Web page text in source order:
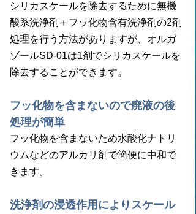
シリカスケールを除去するために無機
酸系洗浄剤＋フッ化物含有洗浄剤の2剤
処理を行う方法がありますが、オルガ
ゾールSD-01は1剤でシリカスケールを
除去することができます。
フッ化物を含まないので廃液の後
処理が簡単
フッ化物を含まないため水酸化ナトリ
ウムなどのアルカリ剤で簡便に中和で
きます。
洗浄剤の浸透作用によりスケール